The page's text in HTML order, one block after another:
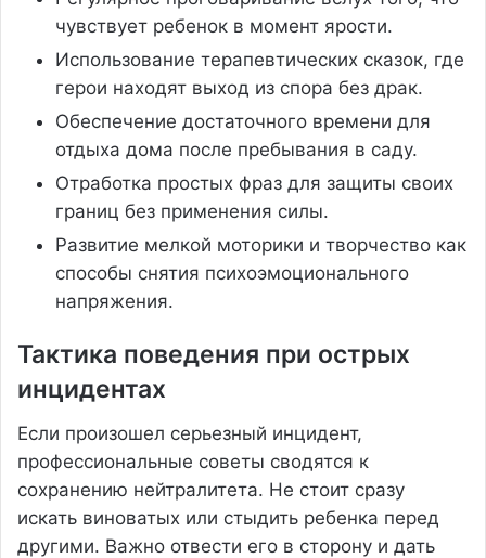
чувствует ребенок в момент ярости.
Использование терапевтических сказок, где
герои находят выход из спора без драк.
Обеспечение достаточного времени для
отдыха дома после пребывания в саду.
Отработка простых фраз для защиты своих
границ без применения силы.
Развитие мелкой моторики и творчество как
способы снятия психоэмоционального
напряжения.
Тактика поведения при острых
инцидентах
Если произошел серьезный инцидент,
профессиональные советы сводятся к
сохранению нейтралитета. Не стоит сразу
искать виноватых или стыдить ребенка перед
другими. Важно отвести его в сторону и дать